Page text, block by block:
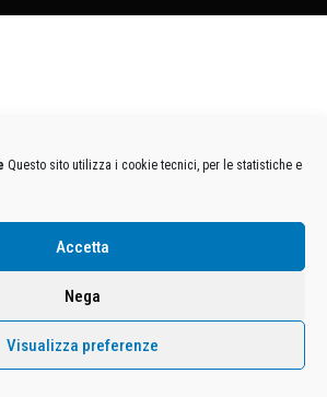
Questo sito utilizza i cookie tecnici, per le statistiche e
Accetta
Nega
Visualizza preferenze